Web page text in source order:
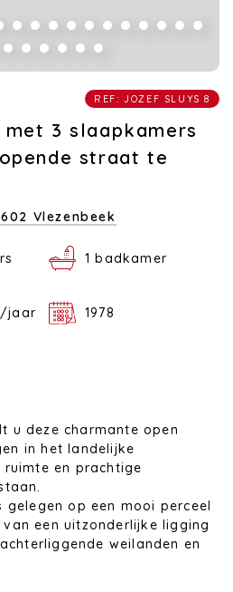
REF: JOZEF SLUYS 8
3 slaapkamers
straat te
Vlezenbeek
1 badkamer
/jaar 1978
u deze charmante open
in het landelijke
ruimte en prachtige
gelegen op een mooi perceel
een uitzonderlijke ligging
weilanden en